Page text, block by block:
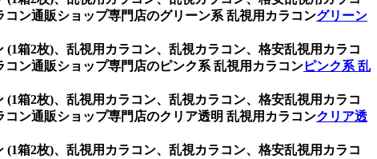
ン通販ショップ専門店のグリーン系 乱視用カラコングリーン
(1箱2枚)、乱視用カラコン、乱視カラコン、格安乱視用カラコ
ン通販ショップ専門店のピンク系 乱視用カラコンピンク系 乱
(1箱2枚)、乱視用カラコン、乱視カラコン、格安乱視用カラコ
ン通販ショップ専門店のクリア透明 乱視用カラコンクリア透
(1箱2枚)、乱視用カラコン、乱視カラコン、格安乱視用カラコ